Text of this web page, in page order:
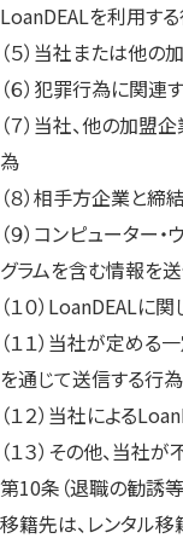
LoanDEALを利用す
（５）当社または他
（６）犯罪行為に関
（７）当社、他の加
為
（８）相手方企業と
（９）コンピューター
グラムを含む情報を
（１０）LoanDEALに
（１１）当社が定め
を通じて送信する行為
（１２）当社による
（１３）その他、当社
第10条（退職の勧誘等
移籍先は、レンタル